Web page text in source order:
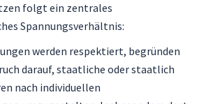
folgt ein zentrales
Spannungsverhältnis:
werden respektiert, begründen
darauf, staatliche oder staatlich
nach individuellen